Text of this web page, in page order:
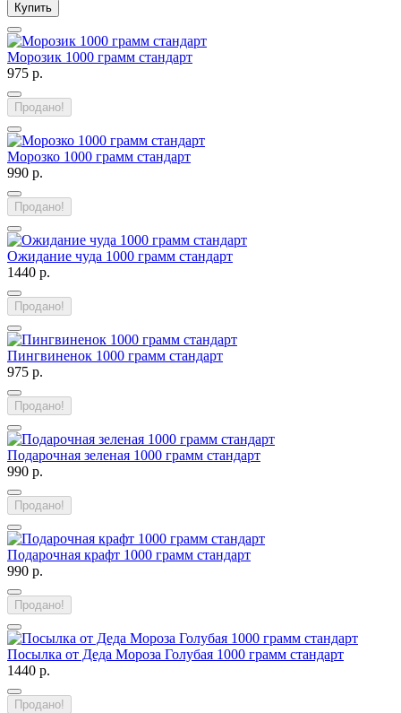
Купить
Морозик 1000 грамм стандарт
975 р.
Продано!
Морозко 1000 грамм стандарт
990 р.
Продано!
Ожидание чуда 1000 грамм стандарт
1440 р.
Продано!
Пингвиненок 1000 грамм стандарт
975 р.
Продано!
Подарочная зеленая 1000 грамм стандарт
990 р.
Продано!
Подарочная крафт 1000 грамм стандарт
990 р.
Продано!
Посылка от Деда Мороза Голубая 1000 грамм стандарт
1440 р.
Продано!